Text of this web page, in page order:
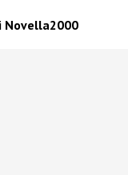
Novella2000